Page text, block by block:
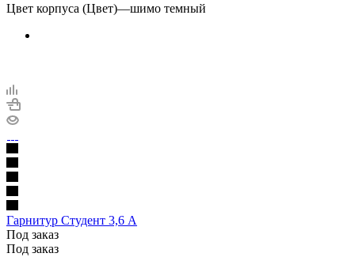
Цвет корпуса (Цвет)—шимо темный
Гарнитур Студент 3,6 А
Под заказ
Под заказ